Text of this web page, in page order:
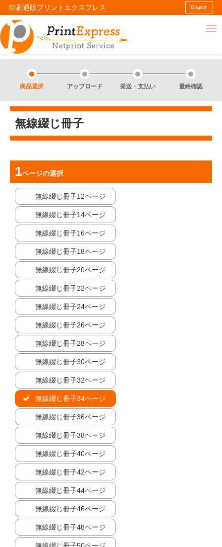
印刷通販プリントエクスプレス English
商品選択 アップロード 発送・支払い 最終確認
無線綴じ冊子
ページの選択
無線綴じ冊子12ページ
無線綴じ冊子14ページ
無線綴じ冊子16ページ
無線綴じ冊子18ページ
無線綴じ冊子20ページ
無線綴じ冊子22ページ
無線綴じ冊子24ページ
無線綴じ冊子26ページ
無線綴じ冊子28ページ
無線綴じ冊子30ページ
無線綴じ冊子32ページ
無線綴じ冊子34ページ
無線綴じ冊子36ページ
無線綴じ冊子38ページ
無線綴じ冊子40ページ
無線綴じ冊子42ページ
無線綴じ冊子44ページ
無線綴じ冊子46ページ
無線綴じ冊子48ページ